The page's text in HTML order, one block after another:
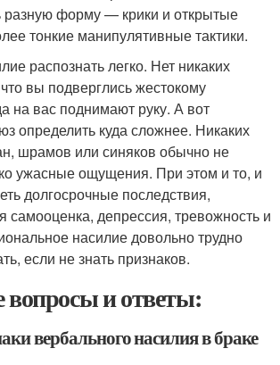
разную форму — крики и открытые
тонкие манипулятивные тактики.
распознать легко. Нет никаких
вы подверглись жестокому
на вас поднимают руку. А вот
определить куда сложнее. Никаких
шрамов или синяков обычно не
ужасные ощущения. При этом и то, и
долгосрочные последствия,
самооценка, депрессия, тревожность и
насилие довольно трудно
если не знать признаков.
и ответы:
вербального насилия в браке